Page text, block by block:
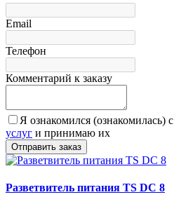
Email
Телефон
Комментарий к заказу
Я ознакомился (ознакомилась) с
услуг и принимаю их
Разветвитель питания TS DC 8